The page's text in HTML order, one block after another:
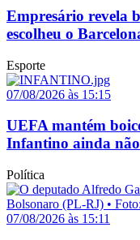
Empresário revela
escolheu o
Esporte
07/08/2026 às 15:15
UEFA mantém
Infantino ainda
Política
07/08/2026 às 15:11